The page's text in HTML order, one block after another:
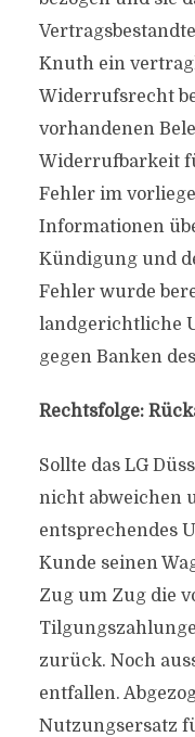
Knuth ein
Widerrufsrecht
vorhandenen
Widerrufbarkeit
Fehler im
Informationen
Kündigung und
Fehler wurde
landgerichtliche
gegen Banken
Rechtsfolge:
Sollte das LG
nicht abweichen
entsprechendes
Kunde seinen
Zug um Zug die
zurück. Noch
entfallen.
Nutzungsersatz